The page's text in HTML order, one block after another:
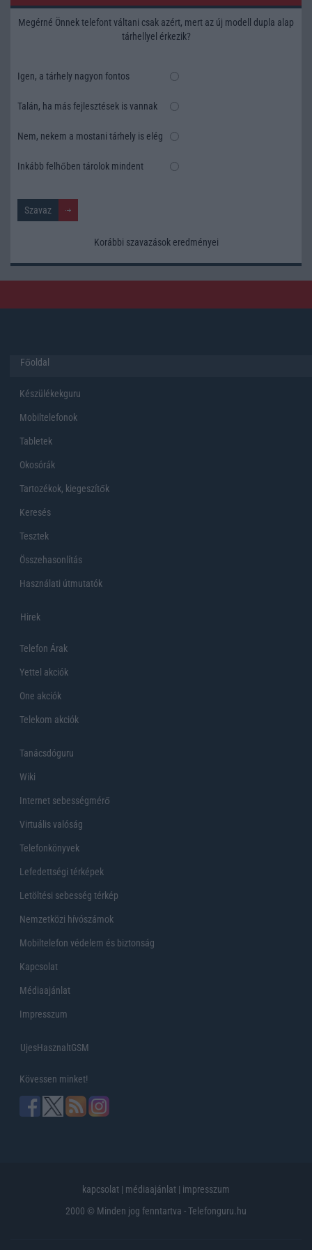
Megérné Önnek telefont váltani csak azért, mert az új modell dupla alap
tárhellyel érkezik?
Igen, a tárhely nagyon fontos
Talán, ha más fejlesztések is vannak
Nem, nekem a mostani tárhely is elég
Inkább felhőben tárolok mindent
Korábbi szavazások eredményei
Főoldal
Készülékekguru
Mobiltelefonok
Tabletek
Okosórák
Tartozékok, kiegeszítők
Keresés
Tesztek
Összehasonlítás
Használati útmutatók
Hirek
Telefon Árak
Yettel akciók
One akciók
Telekom akciók
Tanácsdóguru
Wiki
Internet sebességmérő
Virtuális valóság
Telefonkönyvek
Lefedettségi térképek
Letöltési sebesség térkép
Nemzetközi hívószámok
Mobiltelefon védelem és biztonság
Kapcsolat
Médiaajánlat
Impresszum
UjesHasznaltGSM
Kövessen minket!
kapcsolat | médiaajánlat | impresszum
2000 © Minden jog fenntartva - Telefonguru.hu